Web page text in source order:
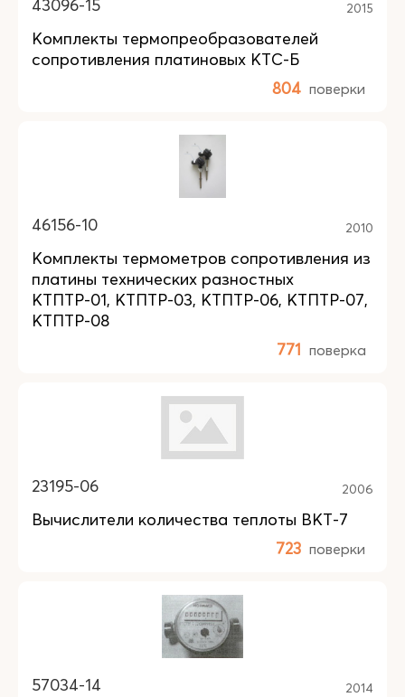
43096-15 2015
Комплекты термопреобразователей
сопротивления платиновых КТС-Б
804 поверки
46156-10 2010
Комплекты термометров сопротивления из
платины технических разностных
КТПТР-01, КТПТР-03, КТПТР-06, КТПТР-07,
КТПТР-08
771 поверка
23195-06 2006
Вычислители количества теплоты ВКТ-7
723 поверки
57034-14 2014